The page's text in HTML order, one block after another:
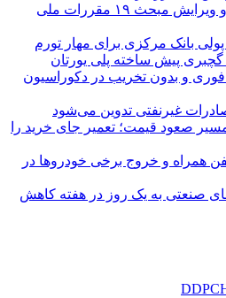
تمدید اجرای همزمان دو ویرایش مبحث ۱۹ مقررات ملی
پولی بانک مرکزی برای مهار تورم
گچبری پیش ساخته پلی یورتان
و بدون تخریب در دکوراسیون
غیرنفتی تدوین می‌شود
صعود قیمت؛ تعمیر جای خرید را
همراه و خروج برخی خودروها در
صنعتی به یک روز در هفته کاهش